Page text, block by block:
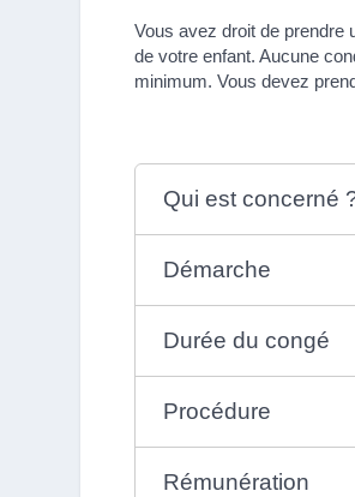
Vous avez droit de prendre
de votre enfant. Aucune
minimum. Vous devez
Qui est concerné
Démarche
Durée du congé
Procédure
Rémunération